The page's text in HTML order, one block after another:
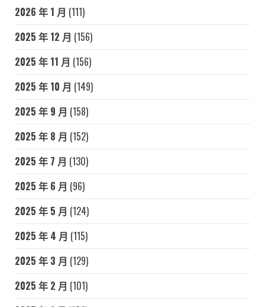
2026 年 1 月 (111)
2025 年 12 月 (156)
2025 年 11 月 (156)
2025 年 10 月 (149)
2025 年 9 月 (158)
2025 年 8 月 (152)
2025 年 7 月 (130)
2025 年 6 月 (96)
2025 年 5 月 (124)
2025 年 4 月 (115)
2025 年 3 月 (129)
2025 年 2 月 (101)